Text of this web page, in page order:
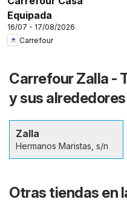
Equipada
16/07 - 17/08/2026
Carrefour
Carrefour Zalla -
y sus alrededores
Zalla
Hermanos Maristas, s/n
Otras tiendas en